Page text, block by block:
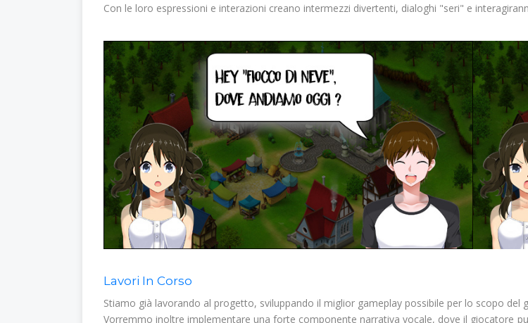
Con le loro espressioni e interazioni creano intermezzi divertenti, dialoghi "seri" e
Lavori In Corso
Stiamo già lavorando al progetto, sviluppando il miglior gameplay possibile per lo scopo del
Vorremmo inoltre implementare una forte componente narrativa vocale, dove il giocatore